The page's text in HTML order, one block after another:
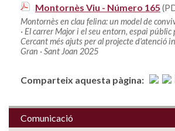
Montornès Viu - Número 165
Montornès en clau felina: un model de
· El carrer Major i el seu entorn, espai
Cercant més ajuts per al projecte d'atenció
Gran · Sant Joan 2025
Comparteix aquesta pàgina:
Comunicació